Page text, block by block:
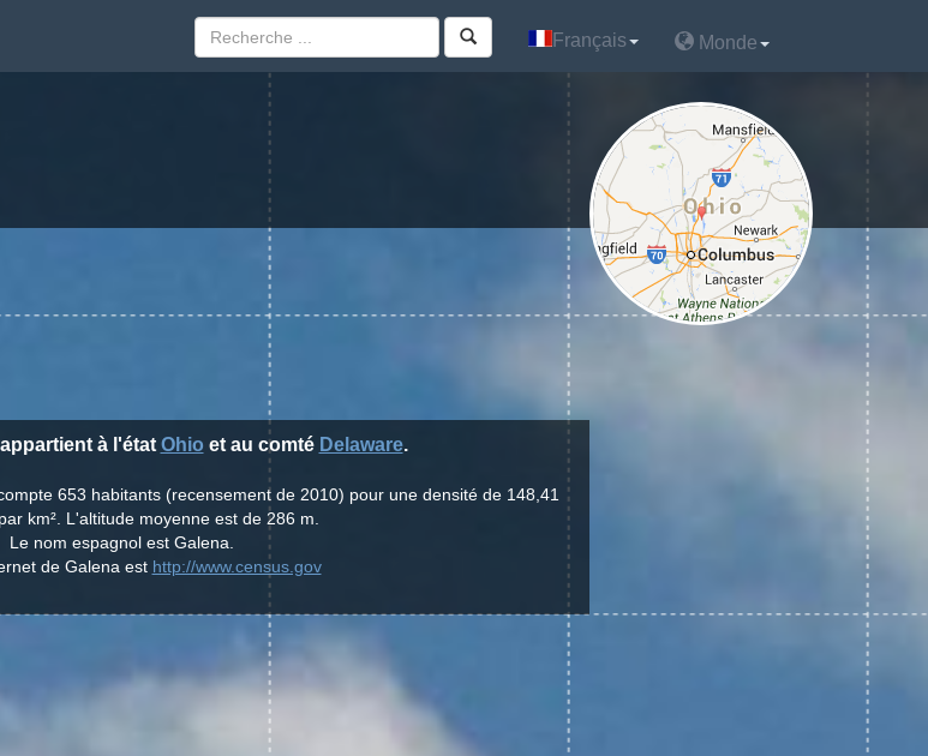
Français Monde
à l'état Ohio et au comté Delaware.
653 habitants (recensement de 2010) pour une densité de 148,41
km². L'altitude moyenne est de 286 m.
Le nom espagnol est Galena.
de Galena est http://www.census.gov
Français Monde